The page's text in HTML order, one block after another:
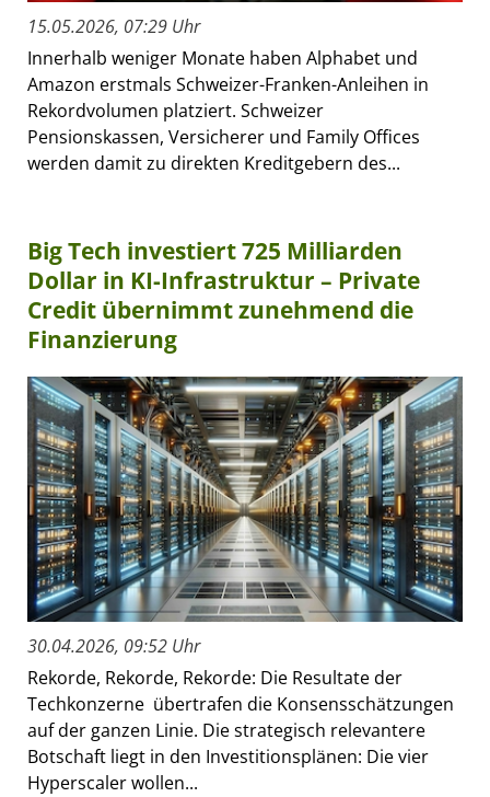
15.05.2026, 07:29 Uhr
Innerhalb weniger Monate haben Alphabet und
Amazon erstmals Schweizer-Franken-Anleihen in
Rekordvolumen platziert. Schweizer
Pensionskassen, Versicherer und Family Offices
werden damit zu direkten Kreditgebern des...
Big Tech investiert 725 Milliarden
Dollar in KI-Infrastruktur – Private
Credit übernimmt zunehmend die
Finanzierung
30.04.2026, 09:52 Uhr
Rekorde, Rekorde, Rekorde: Die Resultate der
Techkonzerne übertrafen die Konsensschätzungen
auf der ganzen Linie. Die strategisch relevantere
Botschaft liegt in den Investitionsplänen: Die vier
Hyperscaler wollen...